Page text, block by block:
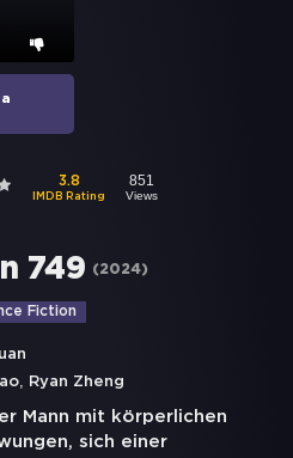
3.8
IMDB Rating
851
Views
749 (2024)
Fiction
, Ryan Zheng
Mann mit körperlichen
sich einer